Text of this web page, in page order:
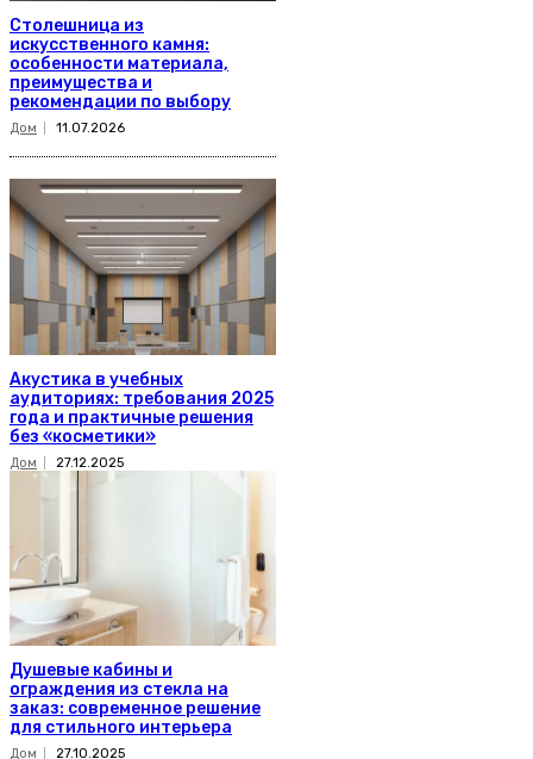
Столешница из
искусственного камня:
особенности материала,
преимущества и
рекомендации по выбору
Дом 11.07.2026
Акустика в учебных
аудиториях: требования 2025
года и практичные решения
без «косметики»
Дом 27.12.2025
Душевые кабины и
ограждения из стекла на
заказ: современное решение
для стильного интерьера
Дом 27.10.2025